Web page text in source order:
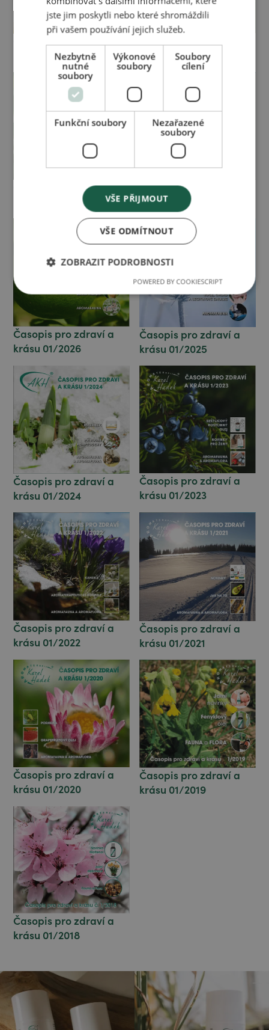
Časopis pro zdraví a
krásu 02/2021
Časopis pro zdraví a
krásu 02/2020
Časopis pro zdraví a
Časopis pro zdraví a
krásu 02/2018
Časopis pro zdraví a
krásu 01/2026
Časopis pro zdraví a
krásu 01/2025
Časopis pro zdraví a
krásu 01/2024
Časopis pro zdraví a
krásu 01/2023
Časopis pro zdraví a
krásu 01/2022
Časopis pro zdraví a
krásu 01/2021
Časopis pro zdraví a
krásu 01/2020
Časopis pro zdraví a
krásu 01/2019
Časopis pro zdraví a
krásu 01/2018
jste jim poskytli nebo které shromáždili
při vašem používání jejich služeb.
Nezbytně
nutné
soubory
Výkonové
soubory
Soubory
cílení
Funkční soubory
Nezařazené
soubory
VŠE PŘIJMOUT
VŠE ODMÍTNOUT
ZOBRAZIT PODROBNOSTI
POWERED BY COOKIESCRIPT